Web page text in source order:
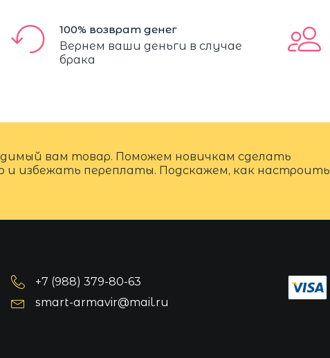
100% возврат денег
Вернем ваши деньги в случае
брака
вам товар. Поможем новичкам сделать
и избежать переплаты. Подскажем, как настроить
+7 (988) 379-80-63
smart-armavir@mail.ru